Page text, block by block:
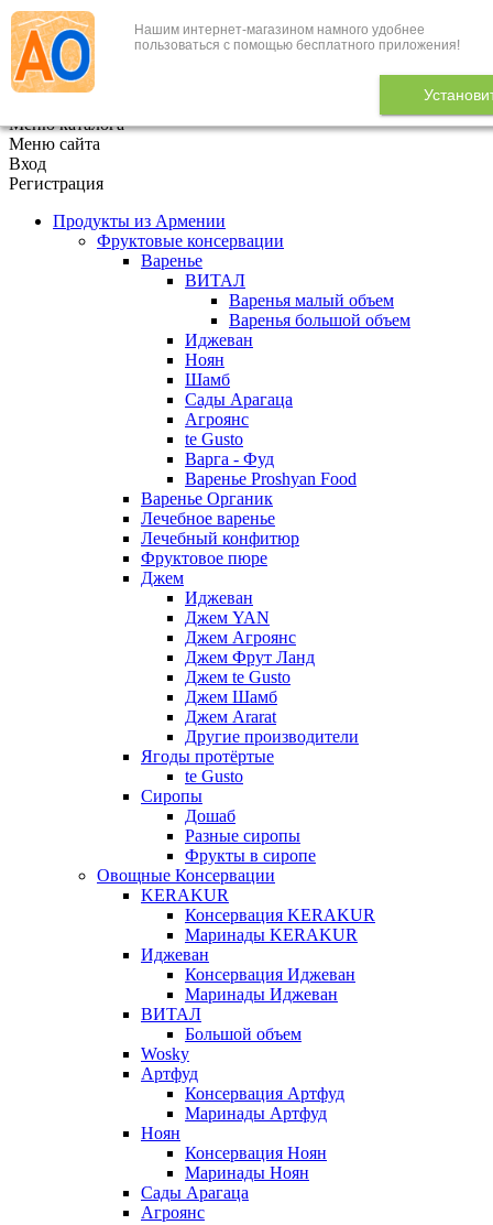
Нашим интернет-магазином намного удобнее
пользоваться с помощью бесплатного приложения!
+7 (495) 646-888-1
В корзине 0
Меню каталога
Меню сайта
Вход
Регистрация
Продукты из Армении
Фруктовые консервации
Варенье
ВИТАЛ
Варенья малый объем
Варенья большой объем
Иджеван
Ноян
Шамб
Сады Арагаца
Агроянс
te Gusto
Варга - Фуд
Варенье Proshyan Food
Варенье Органик
Лечебное варенье
Лечебный конфитюр
Фруктовое пюре
Джем
Иджеван
Джем YAN
Джем Агроянс
Джем Фрут Ланд
Джем te Gusto
Джем Шамб
Джем Ararat
Другие производители
Ягоды протёртые
te Gusto
Сиропы
Дошаб
Разные сиропы
Фрукты в сиропе
Овощные Консервации
KERAKUR
Консервация KERAKUR
Маринады KERAKUR
Иджеван
Консервация Иджеван
Маринады Иджеван
ВИТАЛ
Большой объем
Wosky
Артфуд
Консервация Артфуд
Маринады Артфуд
Ноян
Консервация Ноян
Маринады Ноян
Сады Арагаца
Агроянс